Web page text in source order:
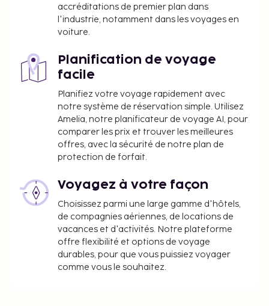
accréditations de premier plan dans
l'industrie, notamment dans les voyages en
voiture.
Planification de voyage
facile
Planifiez votre voyage rapidement avec
notre système de réservation simple. Utilisez
Amelia, notre planificateur de voyage AI, pour
comparer les prix et trouver les meilleures
offres, avec la sécurité de notre plan de
protection de forfait.
Voyagez à votre façon
Choisissez parmi une large gamme d'hôtels,
de compagnies aériennes, de locations de
vacances et d'activités. Notre plateforme
offre flexibilité et options de voyage
durables, pour que vous puissiez voyager
comme vous le souhaitez.